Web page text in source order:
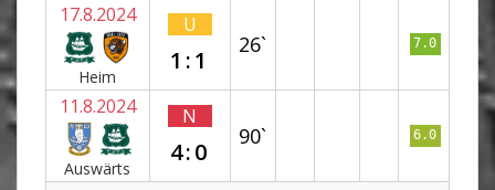
17.8.2024
Heim
U
1:1
26` 7.0
11.8.2024
Auswärts
N
4:0
90` 6.0